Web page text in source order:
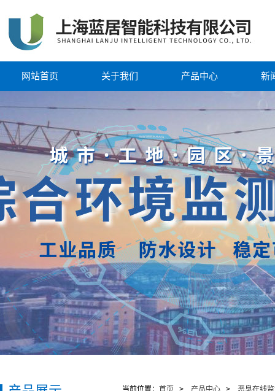
网站首页 关于我们 产品中心 新
当前位置： 首页 > 产品中心 > 恶臭在线